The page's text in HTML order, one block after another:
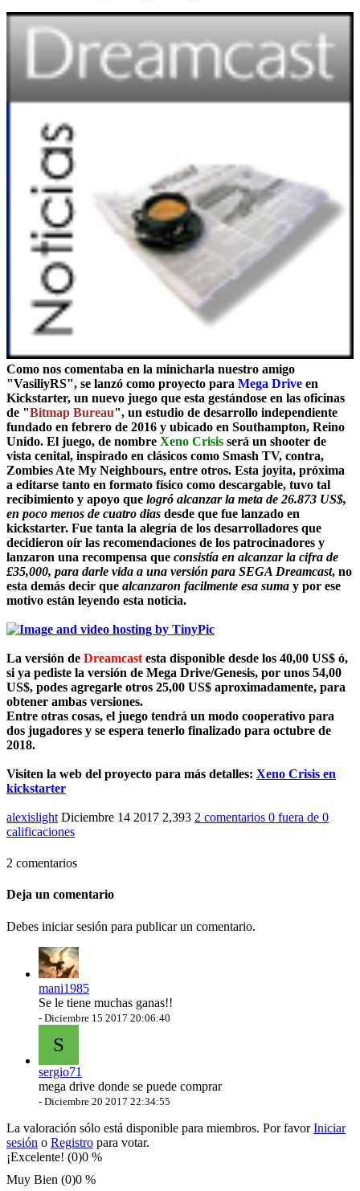
Como nos comentaba en la minicharla nuestro amigo
"VasiliyRS", se lanzó como proyecto para Mega Drive en
Kickstarter, un nuevo juego que esta gestándose en las oficinas
de "Bitmap Bureau", un estudio de desarrollo independiente
fundado en febrero de 2016 y ubicado en Southampton, Reino
Unido. El juego, de nombre Xeno Crisis será un shooter de
vista cenital, inspirado en clásicos como Smash TV, contra,
Zombies Ate My Neighbours, entre otros. Esta joyita, próxima
a editarse tanto en formato físico como descargable, tuvo tal
recibimiento y apoyo que logró alcanzar la meta de 26.873 US$,
en poco menos de cuatro dias desde que fue lanzado en
kickstarter. Fue tanta la alegría de los desarrolladores que
decidieron oír las recomendaciones de los patrocinadores y
lanzaron una recompensa que consistía en alcanzar la cifra de
£35,000, para darle vida a una versión para SEGA Dreamcast, no
esta demás decir que alcanzaron facilmente esa suma y por ese
motivo están leyendo esta noticia.
La versión de Dreamcast esta disponible desde los 40,00 US$ ó,
si ya pediste la versión de Mega Drive/Genesis, por unos 54,00
US$, podes agregarle otros 25,00 US$ aproximadamente, para
obtener ambas versiones.
Entre otras cosas, el juego tendrá un modo cooperativo para
dos jugadores y se espera tenerlo finalizado para octubre de
2018.
Visiten la web del proyecto para más detalles: Xeno Crisis en
kickstarter
alexislight Diciembre 14 2017 2,393 2 comentarios 0 fuera de 0
calificaciones
2 comentarios
Deja un comentario
Debes iniciar sesión para publicar un comentario.
mani1985
Se le tiene muchas ganas!!
- Diciembre 15 2017 20:06:40
S
sergio71
mega drive donde se puede comprar
- Diciembre 20 2017 22:34:55
La valoración sólo está disponible para miembros. Por favorIniciar
sesión o Registro para votar.
¡Excelente! (0)0 %
Muy Bien (0)0 %